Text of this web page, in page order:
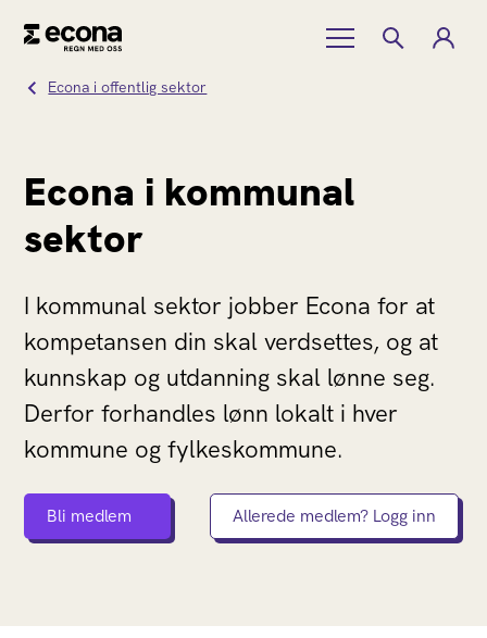
Econa i offentlig sektor
Econa i kommunal
sektor
I kommunal sektor jobber Econa for at
kompetansen din skal verdsettes, og at
kunnskap og utdanning skal lønne seg.
Derfor forhandles lønn lokalt i hver
kommune og fylkeskommune.
Bli medlem Allerede medlem? Logg inn